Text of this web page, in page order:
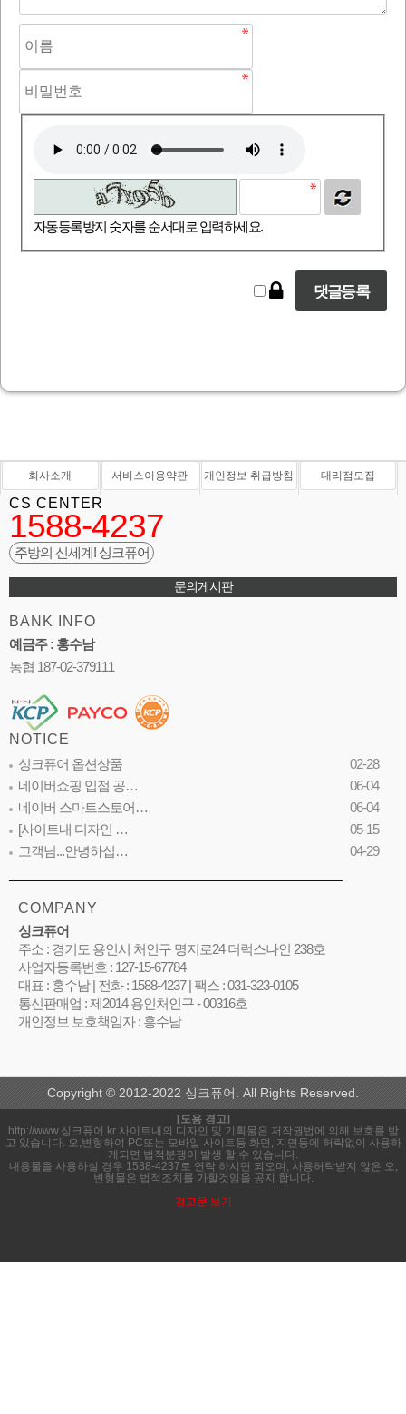
자동등록방지 숫자를 순서대로 입력하세요.
회사소개 서비스이용약관 개인정보 취급방침 대리점모집
CS CENTER
1588-4237
주방의 신세계! 싱크퓨어
문의게시판
BANK INFO
예금주 : 홍수남
농협 187-02-379111
NOTICE
싱크퓨어 옵션상품
02-28
네이버쇼핑 입점 공…
06-04
네이버 스마트스토어…
06-04
[사이트내 디자인 …
05-15
고객님...안녕하십…
04-29
COMPANY
싱크퓨어
주소 : 경기도 용인시 처인구 명지로24 더럭스나인 238호
사업자등록번호 : 127-15-67784
대표 : 홍수남 | 전화 : 1588-4237 | 팩스 : 031-323-0105
통신판매업 : 제2014 용인처인구 - 00316호
개인정보 보호책임자 : 홍수남
Copyright © 2012-2022 싱크퓨어. All Rights Reserved.
[도용 경고]
http://www.싱크퓨어.kr 사이트내의 디자인 및 기획물은 저작권법에 의해 보호를 받
고 있습니다. 오,변형하여 PC또는 모바일 사이트등 화면, 지면등에 허락없이 사용하
게되면 법적분쟁이 발생 할 수 있습니다.
내용물을 사용하실 경우 1588-4237로 연락 하시면 되오며, 사용허락받지 않은 오,
변형물은 법적조치를 가할것임을 공지 합니다.
경고문 보기